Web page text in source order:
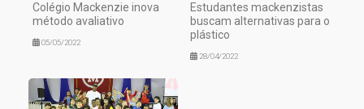
Colégio Mackenzie inova
método avaliativo
05/05/2022
Estudantes mackenzistas
buscam alternativas para o
plástico
28/04/2022